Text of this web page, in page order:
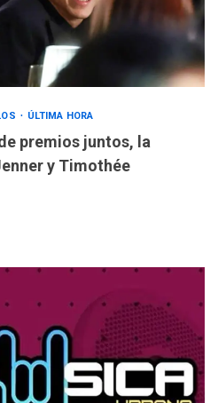
ÚLTIMA HORA
premios juntos, la
y Timothée
HORA
de Yemen dicen que
al Plan Agosto de
Abiertas 2026
TITULARES
Municipal de